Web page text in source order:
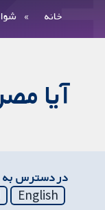
بستن جستجو ✖
خانه
آیا
در دسترس به
English